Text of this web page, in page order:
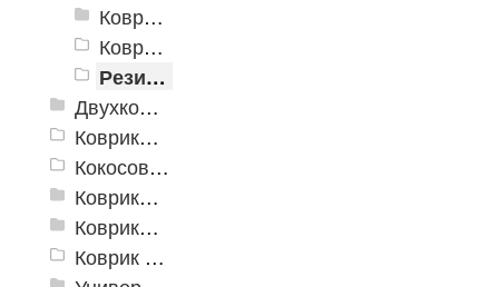
Коврики PinMat
Коврики PinMat Матрица
Резиновый коврик с рисунком
Двухкомпонентные коврики
Коврики на пенорезине
Кокосовые коврики
Коврики для ванн
Коврики и дорожки пористые (Лапша)
Коврик флокированный